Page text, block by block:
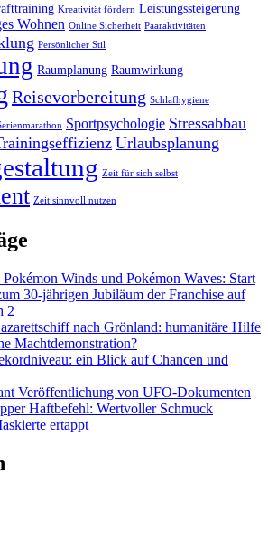
Kreativität fördern Leistungssteigerung
Wohnen Online Sicherheit Paaraktivitäten
Persönlicher Stil
Raumplanung Raumwirkung
Reisevorbereitung Schlafhygiene
Sportpsychologie Stressabbau
Urlaubsplanung
Zeit für sich selbst
Zeit sinnvoll nutzen
Winds und Pokémon Waves: Start
30-jährigen Jubiläum der Franchise auf
2
nach Grönland: humanitäre Hilfe
Machtdemonstration?
ein Blick auf Chancen und
Veröffentlichung von UFO-Dokumenten
Haftbefehl: Wertvoller Schmuck
ertappt